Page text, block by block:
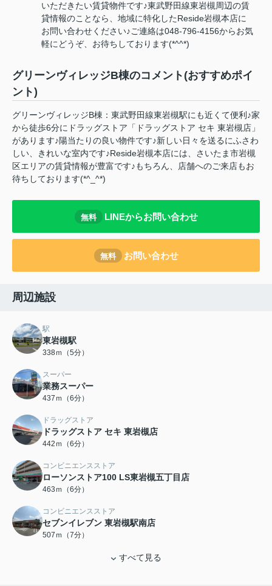
いただきたい賃貸物件です♪東武野田線東岩槻周辺の賃
貸情報のことなら、地域に特化したReside岩槻本店に
お問い合わせください♪ご連絡は048-796-4156からお気
軽にどうぞ、お待ちしております(*^^*)
グリーンヴィレッジB棟のコメント(おすすめポイ
ント)
グリーンヴィレッジB棟：東武野田線東岩槻駅にも近くて便利♪家
から徒歩6分にドラッグストア「ドラッグストア セキ 東岩槻店」
があります♪陽当たりの良い物件です♪新しい日々を送るにふさわ
しい、きれいな室内です♪Reside岩槻本店には、さいたま市岩槻
区エリアの賃貸情報が豊富です♪もちろん、店舗へのご来店もお
待ちしております(*^_^*)
無料 LINEからお問い合わせ
無料 お問い合わせ
周辺施設
駅
東岩槻駅
338ｍ（5分）
スーパー
業務スーパー
437ｍ（6分）
ドラッグストア
ドラッグストア セキ 東岩槻店
442ｍ（6分）
コンビニエンスストア
ローソンストア100 LS東岩槻五丁目店
463ｍ（6分）
コンビニエンスストア
セブンイレブン 東岩槻駅南店
507ｍ（7分）
すべて見る